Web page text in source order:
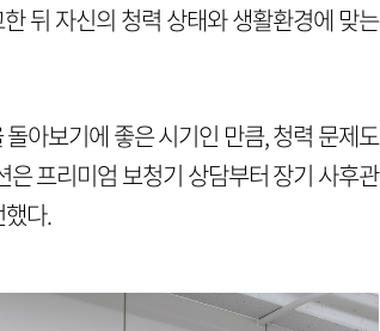
뒤 자신의 청력 상태와 생활환경에 맞는
아보기에 좋은 시기인 만큼, 청력 문제도
프리미엄 보청기 상담부터 장기 사후관
했다.